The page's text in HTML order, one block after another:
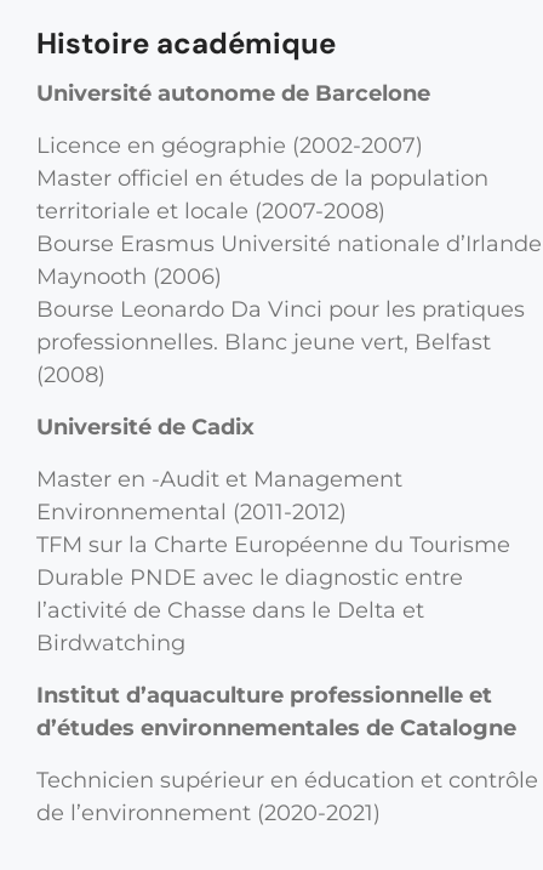
Histoire académique
Université autonome de Barcelone
Licence en géographie (2002-2007)
Master officiel en études de la population
territoriale et locale (2007-2008)
Bourse Erasmus Université nationale d’Irlande
Maynooth (2006)
Bourse Leonardo Da Vinci pour les pratiques
professionnelles. Blanc jeune vert, Belfast
(2008)
Université de Cadix
Master en -Audit et Management
Environnemental (2011-2012)
TFM sur la Charte Européenne du Tourisme
Durable PNDE avec le diagnostic entre
l’activité de Chasse dans le Delta et
Birdwatching
Institut d’aquaculture professionnelle et
d’études environnementales de Catalogne
Technicien supérieur en éducation et contrôle
de l’environnement (2020-2021)